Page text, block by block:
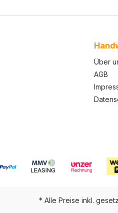
Über
AGB
* Alle Preise inkl.